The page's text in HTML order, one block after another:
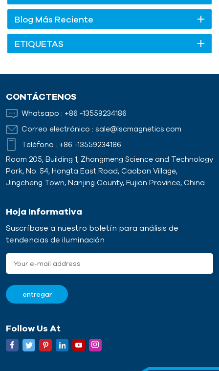
Blog Más Reciente
ETIQUETAS
CONTÁCTENOS
Whatsapp : +86 -13559234186
Correo electrónico : sale@lscmagnetics.com
Teléfono : +86 -13559234186
Room 205, Building 1, Zhongmeng Science and Technology
Park, No. 54, Hongta East Road, Caoban Village,
Jingcheng Town, Nanjing County, Fujian Province, China
Hoja Informativa
Suscríbase a nuestro boletín para análisis de
tendencias de iluminación
Follow Us At